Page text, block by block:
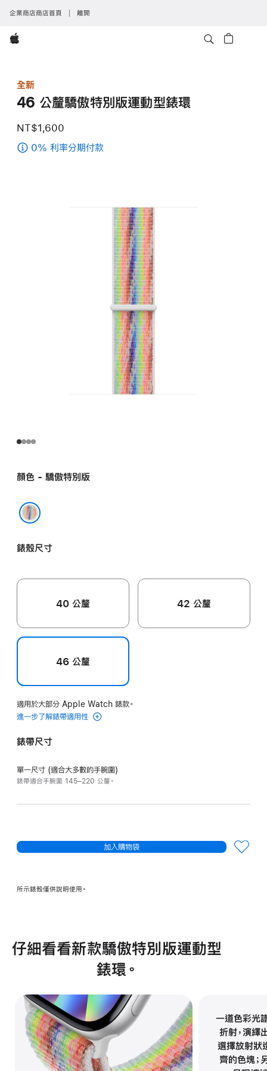
企業商店商店首頁 離開
Apple
全新
46 公釐驕傲特別版運動型錶環
NT$1,600
0% 利率分期付款
特
運
動
型
環
pride
顏色 - 驕傲特別版
錶殼尺寸
40 公釐 42 公釐
46 公釐
適用於大部分 Apple Watch 錶款。
進一步了解錶帶適用性
錶帶尺寸
單一尺寸 (適合大多數的手腕圍)
錶帶適合手腕圍 145–220 公釐。
加入購物袋
所示錶殼僅供說明使用。
仔細看看新款驕傲特別版運動型
錶環。
一道色彩光
折射，演繹
選擇放射狀
齊的色塊；